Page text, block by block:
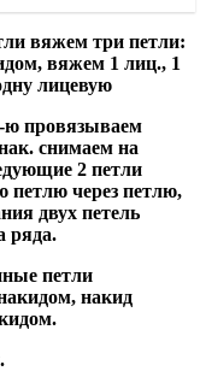
вяжем три петли:
вяжем 1 лиц., 1
лицевую
ю провязываем
снимаем на
2 петли
петлю через петлю,
двух петель
ряда.
петли
накид